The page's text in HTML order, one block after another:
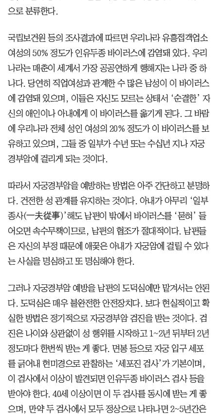
으로 분류한다.
국립보건원 등의 조사결과에 따르면 우리나라 유흥접객업소
여성의 50% 정도가 인유두종 바이러스에 감염돼 있다. 우리
나라는 매춘이 세계서 가장 공공연하게 행해지는 나라 중 하
나다. 당연히 직업여성과 관계한 수 많은 남성이 이 바이러스
에 감염돼 있으며, 이들은 자신도 모르는 상태서 ‘순결한’ 자
신의 애인이나 아내에게 이 바이러스를 옮기게 된다. 그 바람
에 우리나라 전체 성인 여성의 20% 정도가 이 바이러스를 보
유하고 있으며, 그들 중 일부가 수년 또는 수십년 지나 자궁
경부암에 걸리게 되는 것이다.
따라서 자궁경부암을 예방하는 방법은 아주 간단하고 분명하
다. 건전한 성 관계를 유지하는 것이다. 아내가 아무리 ‘일부
종사(一夫從事)’해도 남편이 밖에서 바이러스를 ‘묻혀’ 들
어오면 속수무책이므로, 남편의 협조가 절대적이다. 남편들
은 자신의 부정 때문에 애꿎은 아내가 자궁암에 걸릴 수 있다
는 사실을 명심하고 또 명심해야 한다.
그러나 자궁경부암 예방을 남편의 도덕심에만 맡겨서는 안된
다. 도덕심은 매우 불완전한 안전장치다. 보다 현실적이고 확
실한 방법은 정기적으로 자궁경부암 검진을 받는 것이다. 검
진은 나이와 상관없이 성 행위를 시작하고 1~2년 뒤부터 2년
정도마다 한번씩 받는 게 좋다. 면봉 등으로 자궁 입구 세포
를 긁어내 현미경으로 관찰하는 ‘세포진 검사’가 기본이며,
이 검사에서 이상이 발견되면 인유두종 바이러스 검사 등을
받아야 한다. 40세 이상이면 이 두 검사를 동시에 받는 게 좋
으며, 만약 두 검사에서 모두 정상으로 나타나면 2~5년간은